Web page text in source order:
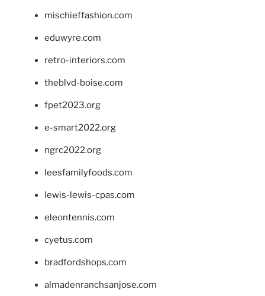
mischieffashion.com
eduwyre.com
retro-interiors.com
theblvd-boise.com
fpet2023.org
e-smart2022.org
ngrc2022.org
leesfamilyfoods.com
lewis-lewis-cpas.com
eleontennis.com
cyetus.com
bradfordshops.com
almadenranchsanjose.com